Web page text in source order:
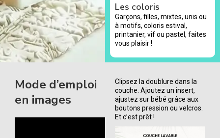
Les coloris
Garçons, filles, mixtes, unis ou
à motifs, coloris estival,
printanier, vif ou pastel, faites
vous plaisir !
Mode d’emploi
en images
Clipsez la doublure dans la
couche. Ajoutez un insert,
ajustez sur bébé grâce aux
boutons pression ou velcros.
Et c’est prêt !